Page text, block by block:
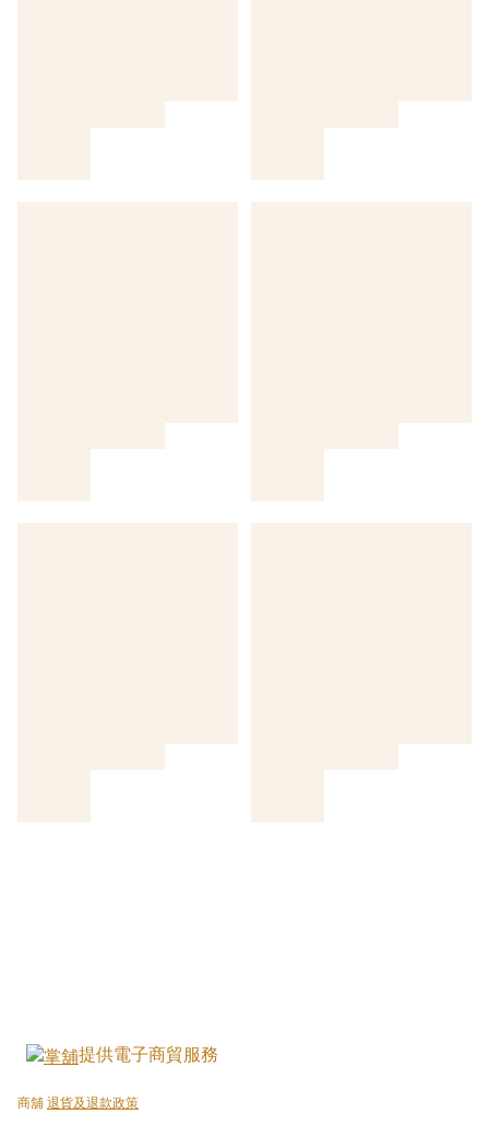
提供電子商貿服務
商舖 退貨及退款政策